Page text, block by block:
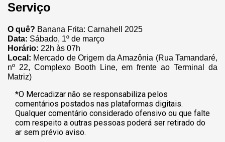
Serviço
O quê? Banana Frita: Carnahell 2025
Data: Sábado, 1º de março
Horário: 22h às 07h
Local: Mercado de Origem da Amazônia (Rua Tamandaré,
nº 22, Complexo Booth Line, em frente ao Terminal da
Matriz)
*O Mercadizar não se responsabiliza pelos
comentários postados nas plataformas digitais.
Qualquer comentário considerado ofensivo ou que falte
com respeito a outras pessoas poderá ser retirado do
ar sem prévio aviso.